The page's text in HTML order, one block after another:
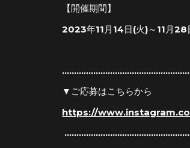
【開催期間】
2023年11月14日(火)～11月
▼ご応募はこちらから
https://